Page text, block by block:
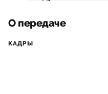
О передаче
КАДРЫ